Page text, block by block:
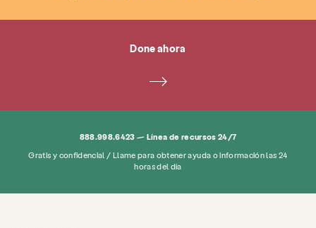
Done ahora
888.998.6423 — Línea de recursos 24/7
Gratis y confidencial / Llame para obtener ayuda o información las 24
horas del día